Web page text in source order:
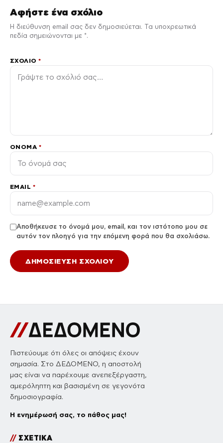
Αφήστε ένα σχόλιο
Η διεύθυνση email σας δεν δημοσιεύεται. Τα υποχρεωτικά
πεδία σημειώνονται με *.
ΣΧΌΛΙΟ*
ΌΝΟΜΑ *
EMAIL *
Αποθήκευσε το όνομά μου, email, και τον ιστότοπο μου σε
αυτόν τον πλοηγό για την επόμενη φορά που θα σχολιάσω.
Πιστεύουμε ότι όλες οι απόψεις έχουν
σημασία. Στο ΔΕΔΟΜΕΝΟ, η αποστολή
μας είναι να παρέχουμε ανεπεξέργαστη,
αμερόληπτη και βασισμένη σε γεγονότα
δημοσιογραφία.
Η ενημέρωσή σας, το πάθος μας!
//ΣΧΕΤΙΚΑ